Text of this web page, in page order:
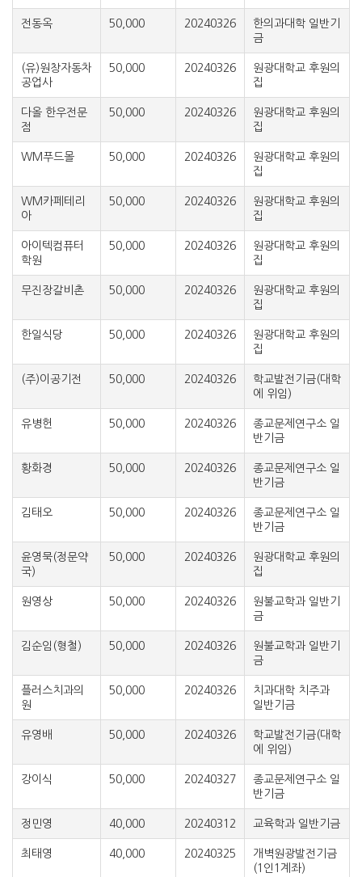
전동옥 50,000 20240326
한의과대학 일반기
금
(유)원창자동차
공업사
50,000 20240326
원광대학교 후원의
집
다올 한우전문
점
50,000 20240326
원광대학교 후원의
집
WM푸드몰 50,000 20240326
원광대학교 후원의
집
WM카페테리
아
50,000 20240326
원광대학교 후원의
집
아이텍컴퓨터
학원
50,000 20240326
원광대학교 후원의
집
무진장갈비촌 50,000 20240326
원광대학교 후원의
집
한일식당 50,000 20240326
원광대학교 후원의
집
(주)이공기전 50,000 20240326
학교발전기금(대학
에 위임)
유병헌 50,000 20240326
종교문제연구소 일
반기금
황화경 50,000 20240326
종교문제연구소 일
반기금
김태오 50,000 20240326
종교문제연구소 일
반기금
윤영묵(정문약
국)
50,000 20240326
원광대학교 후원의
집
원영상 50,000 20240326
원불교학과 일반기
금
김순임(형철) 50,000 20240326
원불교학과 일반기
금
플러스치과의
원
50,000 20240326
치과대학 치주과
일반기금
유영배 50,000 20240326
학교발전기금(대학
에 위임)
강이식 50,000 20240327
종교문제연구소 일
반기금
정민영 40,000 20240312 교육학과 일반기금
최태영 40,000 20240325
개벽원광발전기금
(1인1계좌)